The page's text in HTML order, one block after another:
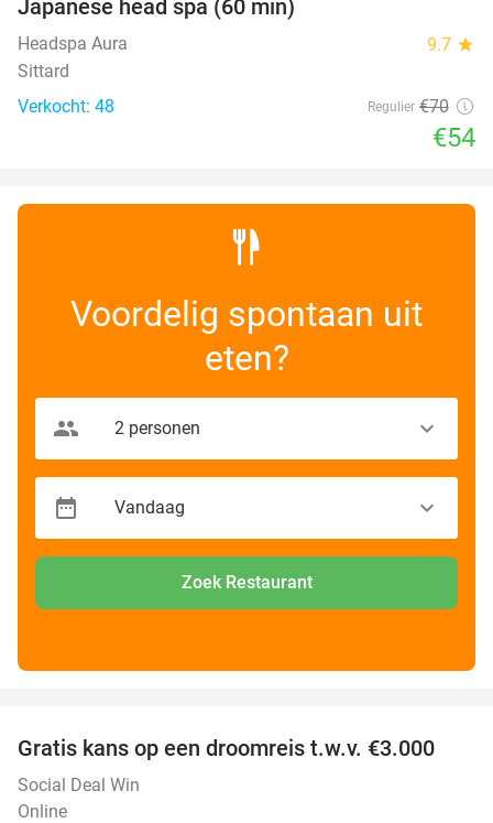
Japanese head spa (60 min)
Headspa Aura 9.7 star
Sittard
Verkocht: 48
Regulier €70
€54
Voordelig spontaan uit
eten?
Zoek Restaurant
Gratis kans op een droomreis t.w.v. €3.000
Social Deal Win
Online